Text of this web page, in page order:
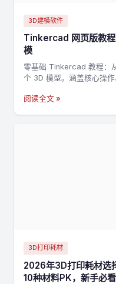
3D建模软件
Tinkercad 网页版教
模
零基础 Tinkercad 教程：
个 3D 模型。涵盖核心操作
阅读全文 »
3D打印耗材
2026年3D打印耗材
10种材料PK，新手必